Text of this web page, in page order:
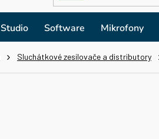
Studio Software Mikrofony
Sluchátkové zesilovače a distributory